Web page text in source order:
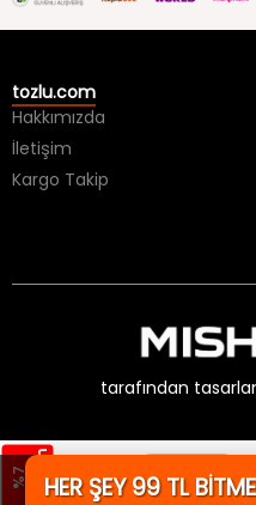
%
7
İ
n
d
i
r
i m 1299,99 TL
Sepette
1.169,99 TL
tozlu.com
Hakkımızda
İletişim
Kargo Takip
tarafından
HER ŞEY 99 TL